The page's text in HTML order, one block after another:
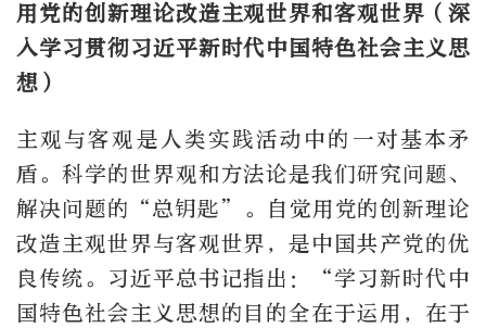
用党的创新理论改造主观世界和客观世界（深
入学习贯彻习近平新时代中国特色社会主义思
想）
主观与客观是人类实践活动中的一对基本矛
盾。科学的世界观和方法论是我们研究问题、
解决问题的“总钥匙”。自觉用党的创新理论
改造主观世界与客观世界，是中国共产党的优
良传统。习近平总书记指出：“学习新时代中
国特色社会主义思想的目的全在于运用，在于